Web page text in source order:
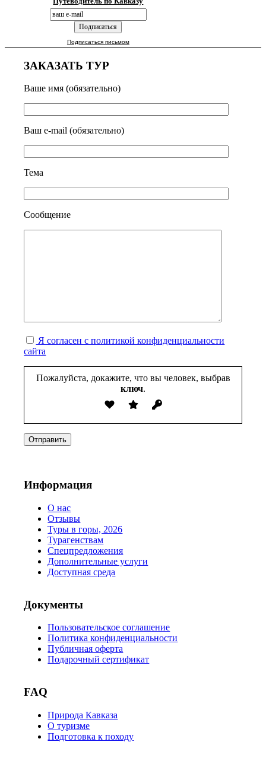
Подписаться письмом
ЗАКАЗАТЬ ТУР
Ваше имя (обязательно)
Ваш e-mail (обязательно)
Тема
Сообщение
Я согласен с политикой конфиденциальности
сайта
Пожалуйста, докажите, что вы человек, выбрав
ключ.
Информация
О нас
Отзывы
Туры в горы, 2026
Турагенствам
Спецпредложения
Дополнительные услуги
Доступная среда
Документы
Пользовательское соглашение
Политика конфиденциальности
Публичная оферта
Подарочный сертификат
FAQ
Природа Кавказа
О туризме
Подготовка к походу